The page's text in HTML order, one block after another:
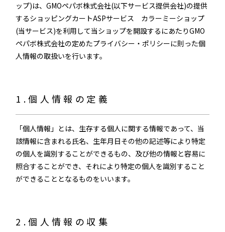
ップ)は、GMOペパボ株式会社(以下サービス提供会社)の提供
するショッピングカートASPサービス カラーミーショップ
(当サービス)を利用して当ショップを開設するにあたりGMO
ペパボ株式会社の定めたプライバシー・ポリシーに則った個
人情報の取扱いを行います。
1.個人情報の定義
「個人情報」とは、生存する個人に関する情報であって、当
該情報に含まれる氏名、生年月日その他の記述等により特定
の個人を識別することができるもの、及び他の情報と容易に
照合することができ、それにより特定の個人を識別すること
ができることとなるものをいいます。
2.個人情報の収集